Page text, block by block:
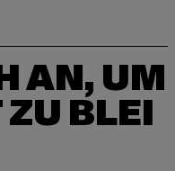
AN, UM
BLEI